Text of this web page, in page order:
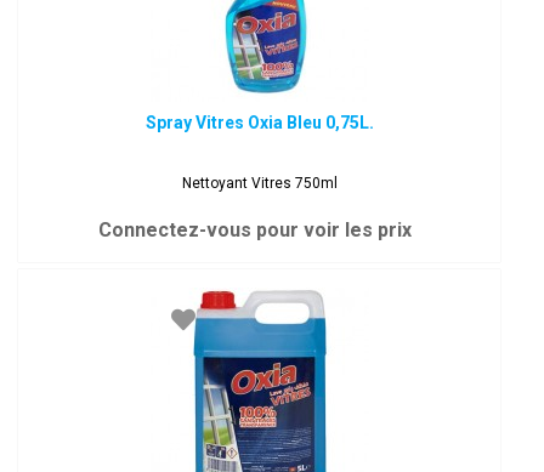
Spray Vitres Oxia Bleu 0,75L.
Nettoyant Vitres 750ml
Connectez-vous pour voir les prix